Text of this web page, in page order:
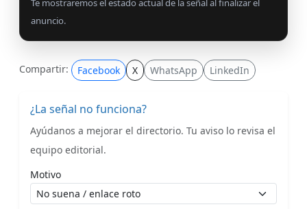
Te mostraremos el estado actual de la señal al finalizar el
anuncio.
Compartir: Facebook X WhatsApp LinkedIn
¿La señal no funciona?
Ayúdanos a mejorar el directorio. Tu aviso lo revisa el
equipo editorial.
Motivo